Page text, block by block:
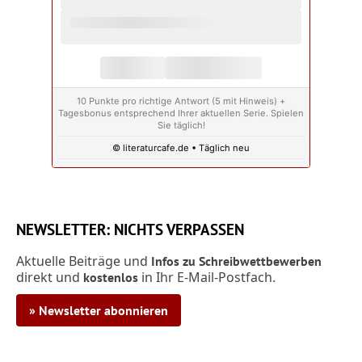
10 Punkte pro richtige Antwort (5 mit Hinweis) +
Tagesbonus entsprechend Ihrer aktuellen Serie. Spielen
Sie täglich!
© literaturcafe.de • Täglich neu
NEWSLETTER: NICHTS VERPASSEN
Aktuelle Beiträge und Infos zu Schreibwettbewerben
direkt und kostenlos in Ihr E-Mail-Postfach.
» Newsletter abonnieren